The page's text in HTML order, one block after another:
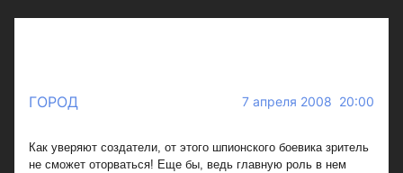
ГОРОД 7 апреля 2008 20:00
Как уверяют создатели, от этого шпионского боевика зритель
не сможет оторваться! Еще бы, ведь главную роль в нем